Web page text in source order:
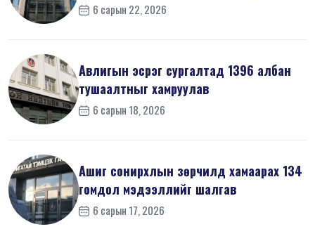
6 сарын 22, 2026
Авлигын эсрэг сургалтад 1396 албан
тушаалтныг хамруулав
6 сарын 18, 2026
Ашиг сонирхлын зөрчилд хамаарах 134
гомдол мэдээллийг шалгав
6 сарын 17, 2026